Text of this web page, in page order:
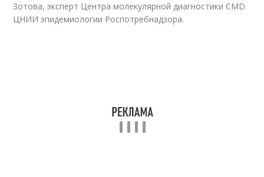
Зотова, эксперт Центра молекулярной диагностики CMD
ЦНИИ эпидемиологии Роспотребнадзора.